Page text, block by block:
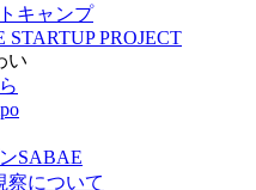
キャンプ
STARTUP PROJECT
い
SABAE
察について